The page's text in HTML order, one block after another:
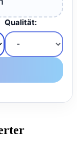
Qualität: